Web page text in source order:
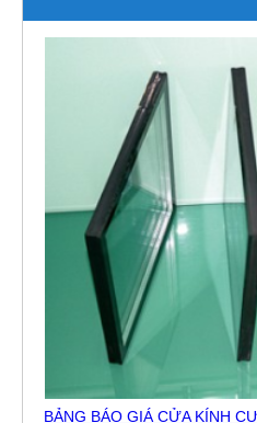
BẢNG BÁO GIÁ CỬA KÍNH